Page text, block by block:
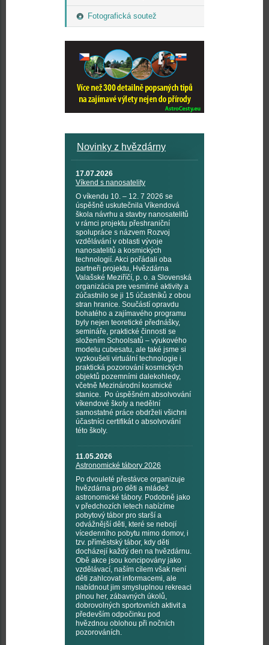
Fotografická soutež
Novinky z hvězdárny
17.07.2026
Víkend s nanosatelity
O víkendu 10. – 12. 7 2026 se
úspěšně uskutečnila Víkendová
škola návrhu a stavby nanosatelitů
v rámci projektu přeshraniční
spolupráce s názvem Rozvoj
vzdělávání v oblasti vývoje
nanosatelitů a kosmických
technologií. Akci pořádali oba
partneři projektu, Hvězdárna
Valašské Meziříčí, p. o. a Slovenská
organizácia pre vesmírné aktivity a
zúčastnilo se ji 15 účastníků z obou
stran hranice. Součástí opravdu
bohatého a zajímavého programu
byly nejen teoretické přednášky,
semináře, praktické činnosti se
složením Schoolsatů – výukového
modelu cubesatu, ale také jsme si
vyzkoušeli virtuální technologie i
praktická pozorování kosmických
objektů pozemními dalekohledy,
včetně Mezinárodní kosmické
stanice. Po úspěšném absolvování
víkendové školy a nedělní
samostatné práce obdrželi všichni
účastníci certifikát o absolvování
této školy.
11.05.2026
Astronomické tábory 2026
Po dvouleté přestávce organizuje
hvězdárna pro děti a mládež
astronomické tábory. Podobně jako
v předchozích letech nabízíme
pobytový tábor pro starší a
odvážnější děti, které se nebojí
vícedenního pobytu mimo domov, i
tzv. příměstský tábor, kdy děti
docházejí každý den na hvězdárnu.
Obě akce jsou koncipovány jako
vzdělávací, naším cílem však není
děti zahlcovat informacemi, ale
nabídnout jim smysluplnou rekreaci
plnou her, zábavných úkolů,
dobrovolných sportovních aktivit a
především odpočinku pod
hvězdnou oblohou při nočních
pozorováních.